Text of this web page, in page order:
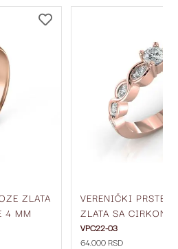
ZLATA
4 MM
VERENIČKI PRSTEN
ZLATA SA
VPC22-03
64.000 RSD